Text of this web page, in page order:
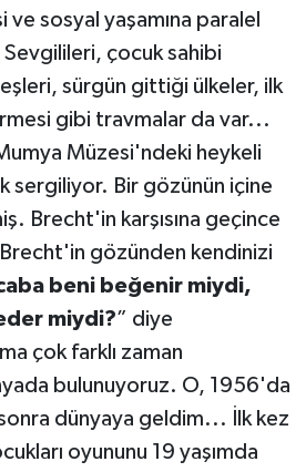
sosyal yaşamına paralel
çocuk sahibi
sürgün gittiği ülkeler, ilk
gibi travmalar da var...
Müzesi'ndeki heykeli
sergiliyor. Bir gözünün içine
Brecht'in karşısına geçince
gözünden kendinizi
beni beğenir miydi,
miydi?” diye
çok farklı zaman
bulunuyoruz. O, 1956'da
dünyaya geldim... İlk kez
oyununu 19 yaşımda